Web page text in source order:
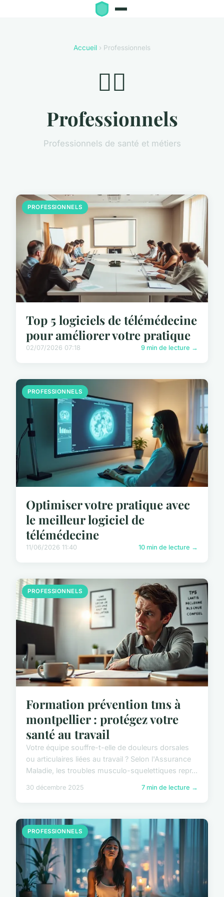
Accueil › Professionnels
👨‍⚕️
Professionnels
Professionnels de santé et métiers
PROFESSIONNELS
Top 5 logiciels de télémédecine
pour améliorer votre pratique
02/07/2026 07:18 9 min de lecture →
PROFESSIONNELS
Optimiser votre pratique avec
le meilleur logiciel de
télémédecine
11/06/2026 11:40 10 min de lecture →
PROFESSIONNELS
Formation prévention tms à
montpellier : protégez votre
santé au travail
Votre équipe souffre-t-elle de douleurs dorsales
ou articulaires liées au travail ? Selon l'Assurance
Maladie, les troubles musculo-squelettiques repr...
30 décembre 2025 7 min de lecture →
PROFESSIONNELS